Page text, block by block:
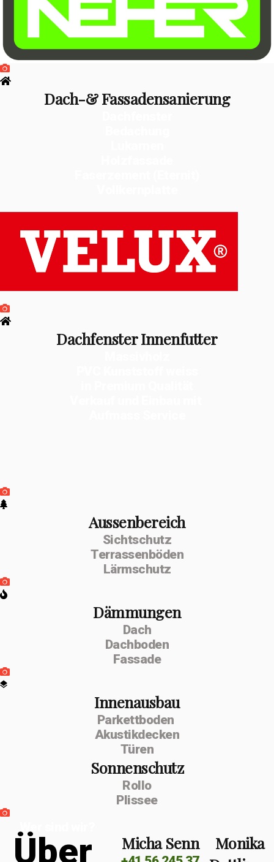
Dach-& Fassadensanierung
Dachfenster Innenfutter
Aussenbereich
Sichtschutz
Terrassenböden
Lärmschutz
Dämmungen
Dach
Dachboden
Fassade
Innenausbau
Parkettboden
Akustikdecken
Türen
Sonnenschutz
Rollo
Plissee
Über Micha Senn
Monika